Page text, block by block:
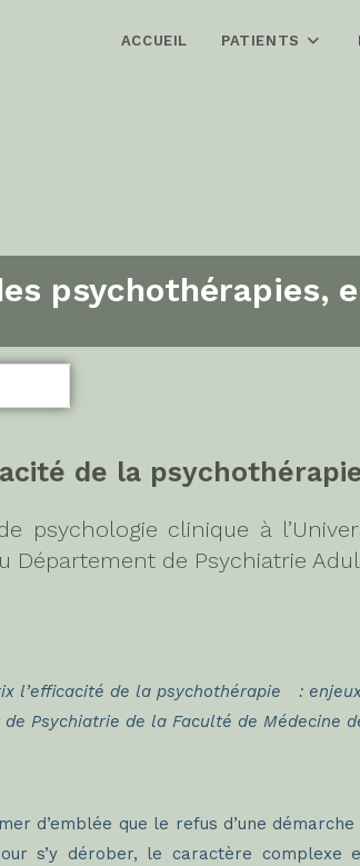
ACCUEIL PATIENTS
de la
psychologie clinique à
Département de Psychiatrie
l’efficacité de la psychothérapie :
Psychiatrie de la Faculté de Médecine
d’emblée que le refus d’une
s’y dérober, le caractère complexe